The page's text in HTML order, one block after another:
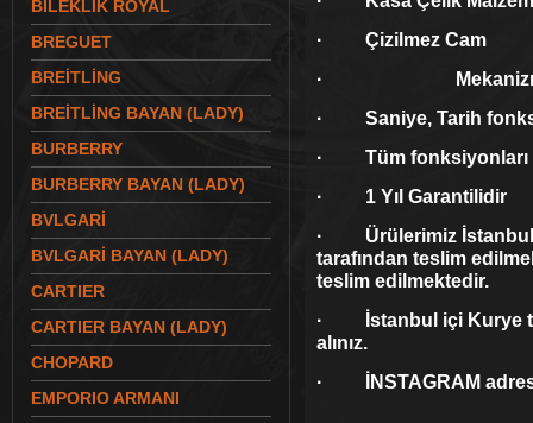
BİLEKLİK ROYAL
BREGUET
BREİTLİNG
BREİTLİNG BAYAN (LADY)
BURBERRY
BURBERRY BAYAN (LADY)
BVLGARİ
BVLGARİ BAYAN (LADY)
CARTIER
CARTIER BAYAN (LADY)
CHOPARD
EMPORIO ARMANI
· Çizilmez Cam
·
· Saniye, Tarih
· Tüm fonksiyonları
· 1 Yıl Garantilidir
· Ürülerimiz İstanbul
tarafından teslim
teslim edilmektedir.
· İstanbul içi Kurye
alınız.
· İNSTAGRAM